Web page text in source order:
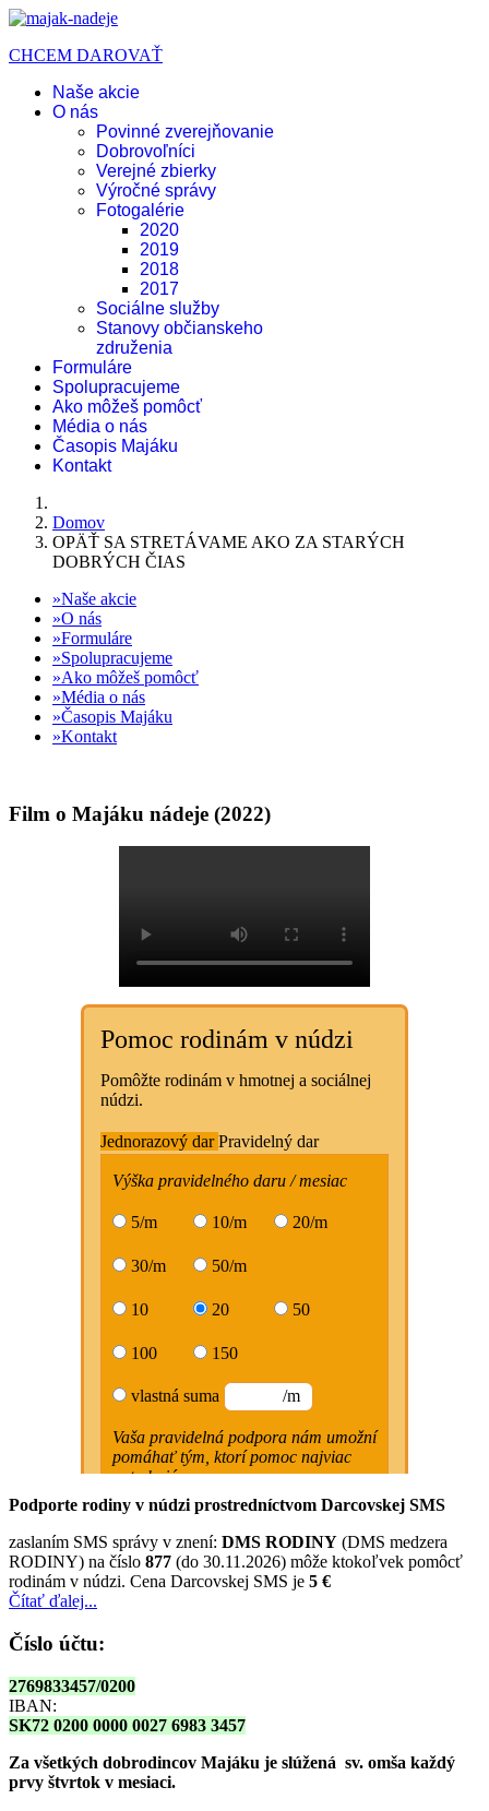
CHCEM DAROVAŤ
Naše akcie
O nás
Povinné zverejňovanie
Dobrovoľníci
Verejné zbierky
Výročné správy
Fotogalérie
2020
2019
2018
2017
Sociálne služby
Stanovy občianskeho
združenia
Formuláre
Spolupracujeme
Ako môžeš pomôcť
Média o nás
Časopis Majáku
Kontakt
Domov
OPÄŤ SA STRETÁVAME AKO ZA STARÝCH
DOBRÝCH ČIAS
Naše akcie
O nás
Formuláre
Spolupracujeme
Ako môžeš pomôcť
Média o nás
Časopis Majáku
Kontakt
Film o Majáku nádeje (2022)
Podporte rodiny v núdzi prostredníctvom Darcovskej SMS
zaslaním SMS správy v znení: DMS RODINY (DMS medzera
RODINY) na číslo 877 (do 30.11.2026) môže ktokoľvek pomôcť
rodinám v núdzi. Cena Darcovskej SMS je 5 €
Čítať ďalej...
Číslo účtu:
2769833457/0200
IBAN:
SK72 0200 0000 0027 6983 3457
Za všetkých dobrodincov Majáku je slúžená sv. omša každý
prvy štvrtok v mesiaci.